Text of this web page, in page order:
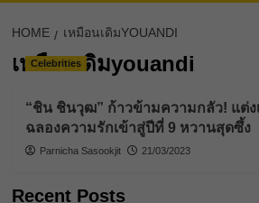
HOME เหมือนเดิมYOUANDI
เหมือนเดิมyouandi
Celebrities
“ชิน ชินวุฒ” ก้าวข้ามความกลัว! แต่ง
ฉลองความรักเข้าสู่ปีที่ 9 หวานสุดซึ้ง
Parnicha Sasookjit 21/03/2023
Recent Posts